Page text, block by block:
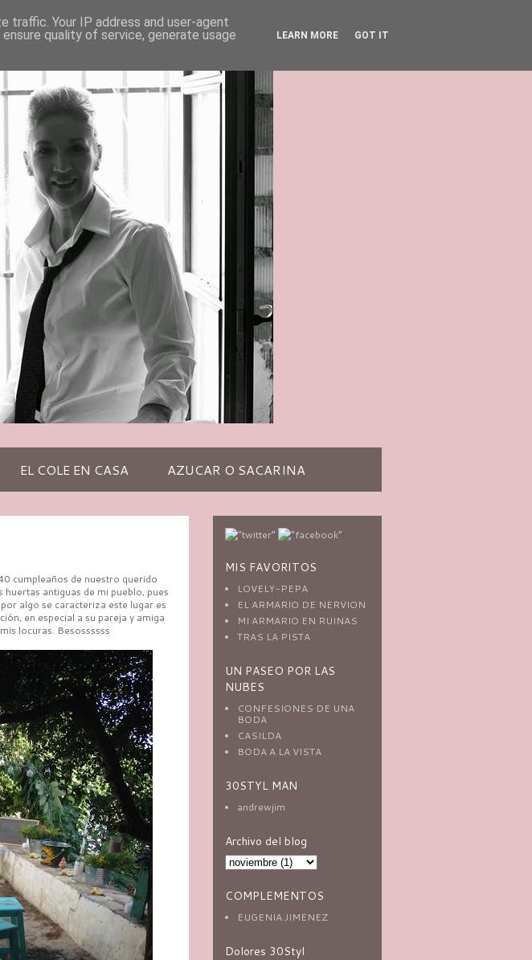
EL COLE EN CASA AZUCAR O SACARINA
cumpleaños de nuestro querido
antiguas de mi pueblo, pues
algo se caracteriza este lugar es
en especial a su pareja y amiga
locuras. Besossssss
MIS FAVORITOS
LOVELY-PEPA
EL ARMARIO DE NERVION
MI ARMARIO EN RUINAS
TRAS LA PISTA
UN PASEO POR LAS
NUBES
CONFESIONES DE UNA
BODA
CASILDA
BODA A LA VISTA
30STYL MAN
andrewjim
Archivo del blog
COMPLEMENTOS
EUGENIA JIMENEZ
Dolores 30Styl
traffic. Your IP address and user-agent
quality of service, generate usage
LEARN MORE GOT IT